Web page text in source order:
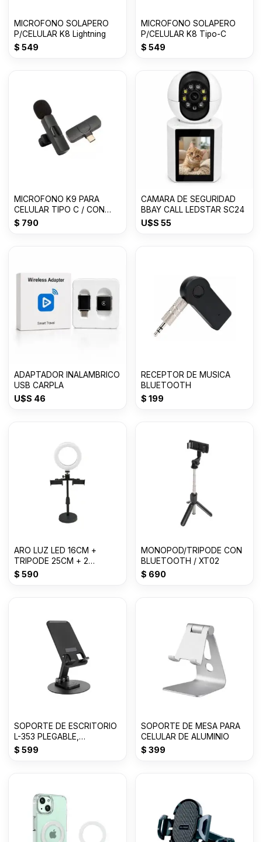
MICROFONO SOLAPERO
P/CELULAR K8 Lightning
$ 549
MICROFONO SOLAPERO
P/CELULAR K8 Tipo-C
$ 549
MICROFONO K9 PARA
CELULAR TIPO C / CON
FILTRO
$ 790
CAMARA DE SEGURIDAD
BBAY CALL LEDSTAR SC24
U$S 55
ADAPTADOR INALAMBRICO
USB CARPLA
U$S 46
RECEPTOR DE MUSICA
BLUETOOTH
$ 199
ARO LUZ LED 16CM +
TRIPODE 25CM + 2
SOPORTES
$ 590
MONOPOD/TRIPODE CON
BLUETOOTH / XT02
$ 690
SOPORTE DE ESCRITORIO
L-353 PLEGABLE,
GIRATORIO
$ 599
SOPORTE DE MESA PARA
CELULAR DE ALUMINIO
$ 399